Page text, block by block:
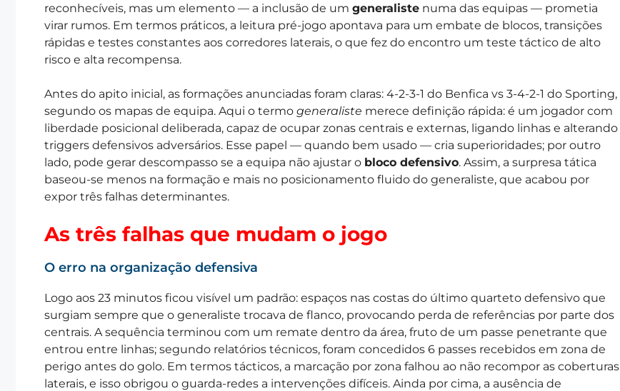
reconhecíveis, mas um elemento — a inclusão de um generaliste numa das equipas — prometia
virar rumos. Em termos práticos, a leitura pré-jogo apontava para um embate de blocos, transições
rápidas e testes constantes aos corredores laterais, o que fez do encontro um teste táctico de alto
risco e alta recompensa.
Antes do apito inicial, as formações anunciadas foram claras: 4-2-3-1 do Benfica vs 3-4-2-1 do Sporting,
segundo os mapas de equipa. Aqui o termo generaliste merece definição rápida: é um jogador com
liberdade posicional deliberada, capaz de ocupar zonas centrais e externas, ligando linhas e alterando
triggers defensivos adversários. Esse papel — quando bem usado — cria superioridades; por outro
lado, pode gerar descompasso se a equipa não ajustar o bloco defensivo. Assim, a surpresa tática
baseou-se menos na formação e mais no posicionamento fluido do generaliste, que acabou por
expor três falhas determinantes.
As três falhas que mudam o jogo
O erro na organização defensiva
Logo aos 23 minutos ficou visível um padrão: espaços nas costas do último quarteto defensivo que
surgiam sempre que o generaliste trocava de flanco, provocando perda de referências por parte dos
centrais. A sequência terminou com um remate dentro da área, fruto de um passe penetrante que
entrou entre linhas; segundo relatórios técnicos, foram concedidos 6 passes recebidos em zona de
perigo antes do golo. Em termos tácticos, a marcação por zona falhou ao não recompor as coberturas
laterais, e isso obrigou o guarda-redes a intervenções difíceis. Ainda por cima, a ausência de